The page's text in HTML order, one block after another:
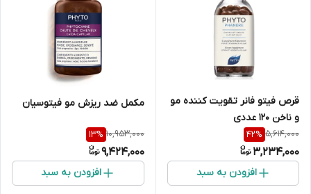
قرص فیتو فانر تقویت کننده مو
و ناخن 120 عددی
5,614,000
42%
3,234,000
افزودن به سبد
مکمل ضد ریزش مو فیتوسیان
10,953,000
13%
9,424,000
افزودن به سبد